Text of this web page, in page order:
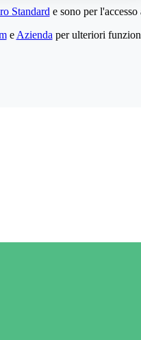
Standard e sono per
e Azienda per ulteriori